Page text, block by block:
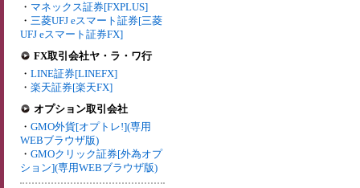
・ マネックス証券[FXPLUS]
・ 三菱UFJ eスマート証券[三菱
UFJ eスマート証券FX]
FX取引会社ヤ・ラ・ワ行
・ LINE証券[LINEFX]
・ 楽天証券[楽天FX]
オプション取引会社
・ GMO外貨[オプトレ!](専用
WEBブラウザ版)
・ GMOクリック証券[外為オプ
ション](専用WEBブラウザ版)